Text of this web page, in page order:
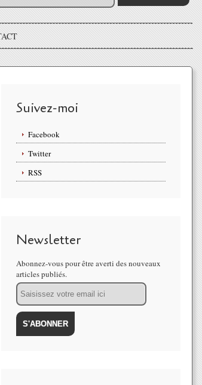
Suivez-moi
Facebook
Twitter
RSS
Newsletter
Abonnez-vous pour être averti des nouveaux
articles publiés.
Email